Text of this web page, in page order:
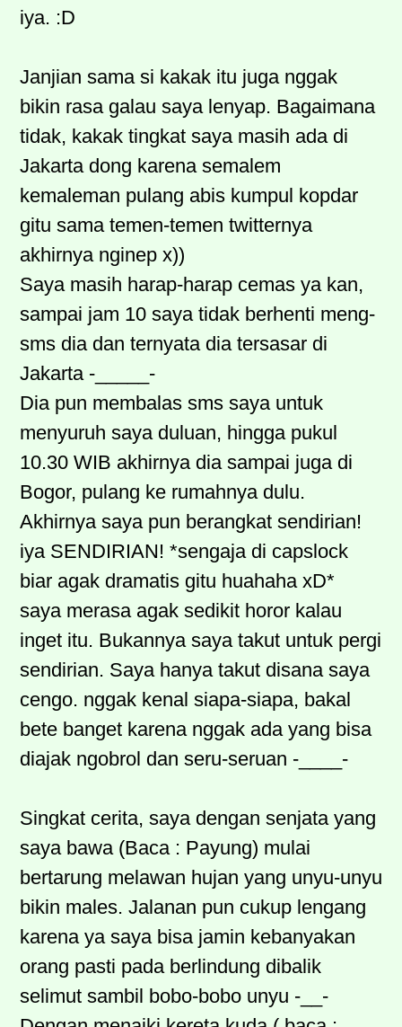
iya. :D
Janjian sama si kakak itu juga nggak
bikin rasa galau saya lenyap. Bagaimana
tidak, kakak tingkat saya masih ada di
Jakarta dong karena semalem
kemaleman pulang abis kumpul kopdar
gitu sama temen-temen twitternya
akhirnya nginep x))
Saya masih harap-harap cemas ya kan,
sampai jam 10 saya tidak berhenti meng-
sms dia dan ternyata dia tersasar di
Jakarta -_____-
Dia pun membalas sms saya untuk
menyuruh saya duluan, hingga pukul
10.30 WIB akhirnya dia sampai juga di
Bogor, pulang ke rumahnya dulu.
Akhirnya saya pun berangkat sendirian!
iya SENDIRIAN! *sengaja di capslock
biar agak dramatis gitu huahaha xD*
saya merasa agak sedikit horor kalau
inget itu. Bukannya saya takut untuk pergi
sendirian. Saya hanya takut disana saya
cengo. nggak kenal siapa-siapa, bakal
bete banget karena nggak ada yang bisa
diajak ngobrol dan seru-seruan -____-
Singkat cerita, saya dengan senjata yang
saya bawa (Baca : Payung) mulai
bertarung melawan hujan yang unyu-unyu
bikin males. Jalanan pun cukup lengang
karena ya saya bisa jamin kebanyakan
orang pasti pada berlindung dibalik
selimut sambil bobo-bobo unyu -__-